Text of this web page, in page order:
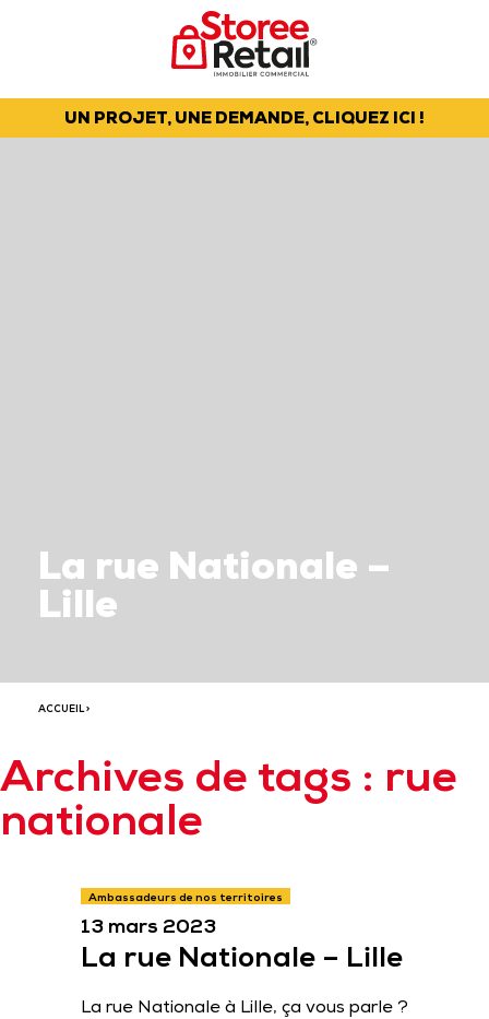
UN PROJET, UNE DEMANDE, CLIQUEZ ICI !
La rue Nationale –
Lille
ACCUEIL>
Archives de tags : rue
nationale
Ambassadeurs de nos territoires
13 mars 2023
La rue Nationale – Lille
La rue Nationale à Lille, ça vous parle ?